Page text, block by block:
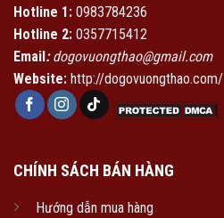
Hotline 1: 0983784236
Hotline 2: 0357715412
Email :dogovuongthao@gmail.com
Website: http://dogovuongthao.com/
CHÍNH SÁCH BÁN HÀNG
Hướng dẫn mua hàng